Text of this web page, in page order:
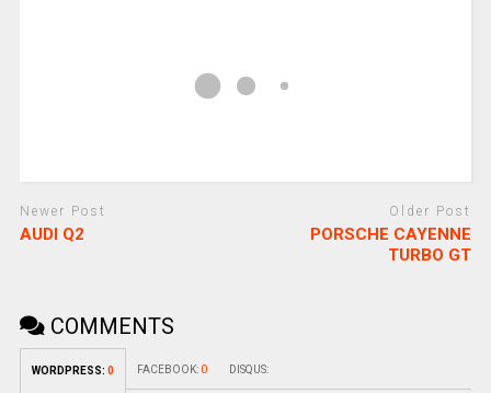
Newer Post
AUDI Q2
Older Post
PORSCHE CAYENNE
TURBO GT
COMMENTS
WORDPRESS: 0 FACEBOOK: 0 DISQUS: